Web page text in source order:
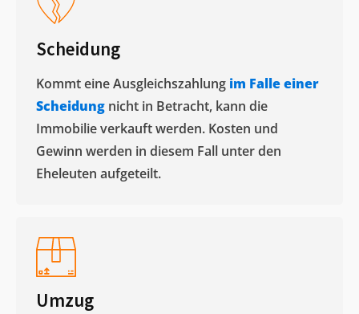
Scheidung
Kommt eine Ausgleichszahlung im Falle einer
Scheidung nicht in Betracht, kann die
Immobilie verkauft werden. Kosten und
Gewinn werden in diesem Fall unter den
Eheleuten aufgeteilt.​
Umzug